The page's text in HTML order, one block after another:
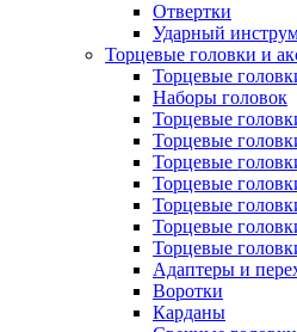
Отвертки
Ударный
Торцевые головки и
Торцевые
Наборы головок
Торцевые
Торцевые
Торцевые
Торцевые
Торцевые
Торцевые
Торцевые
Адаптеры и
Воротки
Карданы